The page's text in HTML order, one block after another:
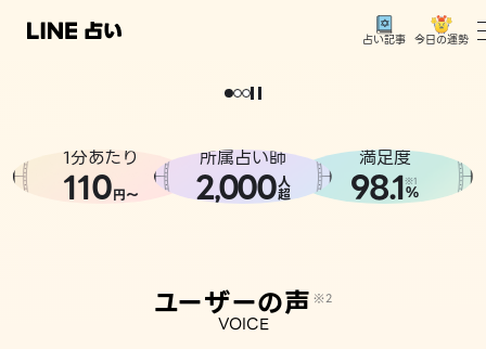
占い記事 今日の運勢
相談事例
どうせなら
。
1分あたり
110円〜
所属占い師
2,000人
超
満足度
98.1※1
%
ユーザーの声 ※2
VOICE